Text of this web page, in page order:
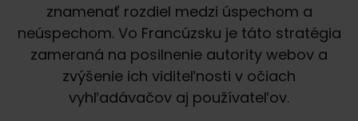
znamenať rozdiel medzi úspechom a
neúspechom. Vo Francúzsku je táto stratégia
zameraná na posilnenie autority webov a
zvýšenie ich viditeľnosti v očiach
vyhľadávačov aj používateľov.